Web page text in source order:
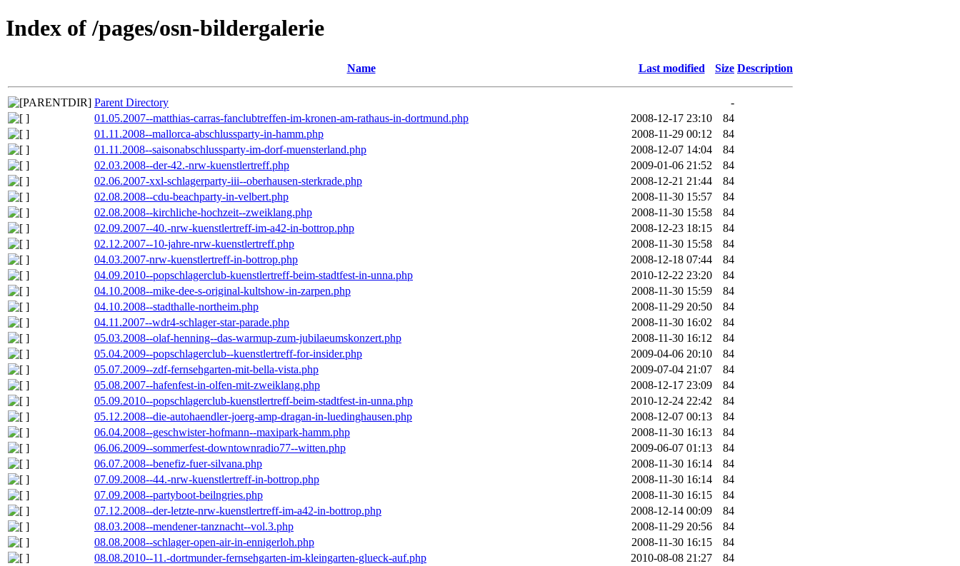
Index of /pages/osn-bildergalerie
Name Last modified Size Description
Parent Directory
-
01.05.2007--matthias-carras-fanclubtreffen-im-kronen-am-rathaus-in-dortmund.php
2008-12-17 23:10
84
01.11.2008--mallorca-abschlussparty-in-hamm.php
2008-11-29 00:12
84
01.11.2008--saisonabschlussparty-im-dorf-muensterland.php
2008-12-07 14:04
84
02.03.2008--der-42.-nrw-kuenstlertreff.php
2009-01-06 21:52
84
02.06.2007-xxl-schlagerparty-iii--oberhausen-sterkrade.php
2008-12-21 21:44
84
02.08.2008--cdu-beachparty-in-velbert.php
2008-11-30 15:57
84
02.08.2008--kirchliche-hochzeit--zweiklang.php
2008-11-30 15:58
84
02.09.2007--40.-nrw-kuenstlertreff-im-a42-in-bottrop.php
2008-12-23 18:15
84
02.12.2007--10-jahre-nrw-kuenstlertreff.php
2008-11-30 15:58
84
04.03.2007-nrw-kuenstlertreff-in-bottrop.php
2008-12-18 07:44
84
04.09.2010--popschlagerclub-kuenstlertreff-beim-stadtfest-in-unna.php
2010-12-22 23:20
84
04.10.2008--mike-dee-s-original-kultshow-in-zarpen.php
2008-11-30 15:59
84
04.10.2008--stadthalle-northeim.php
2008-11-29 20:50
84
04.11.2007--wdr4-schlager-star-parade.php
2008-11-30 16:02
84
05.03.2008--olaf-henning--das-warmup-zum-jubilaeumskonzert.php
2008-11-30 16:12
84
05.04.2009--popschlagerclub--kuenstlertreff-for-insider.php
2009-04-06 20:10
84
05.07.2009--zdf-fernsehgarten-mit-bella-vista.php
2009-07-04 21:07
84
05.08.2007--hafenfest-in-olfen-mit-zweiklang.php
2008-12-17 23:09
84
05.09.2010--popschlagerclub-kuenstlertreff-beim-stadtfest-in-unna.php
2010-12-24 22:42
84
05.12.2008--die-autohaendler-joerg-amp-dragan-in-luedinghausen.php
2008-12-07 00:13
84
06.04.2008--geschwister-hofmann--maxipark-hamm.php
2008-11-30 16:13
84
06.06.2009--sommerfest-downtownradio77--witten.php
2009-06-07 01:13
84
06.07.2008--benefiz-fuer-silvana.php
2008-11-30 16:14
84
07.09.2008--44.-nrw-kuenstlertreff-in-bottrop.php
2008-11-30 16:14
84
07.09.2008--partyboot-beilngries.php
2008-11-30 16:15
84
07.12.2008--der-letzte-nrw-kuenstlertreff-im-a42-in-bottrop.php
2008-12-14 00:09
84
08.03.2008--mendener-tanznacht--vol.3.php
2008-11-29 20:56
84
08.08.2008--schlager-open-air-in-ennigerloh.php
2008-11-30 16:15
84
08.08.2010--11.-dortmunder-fernsehgarten-im-kleingarten-glueck-auf.php
2010-08-08 21:27
84